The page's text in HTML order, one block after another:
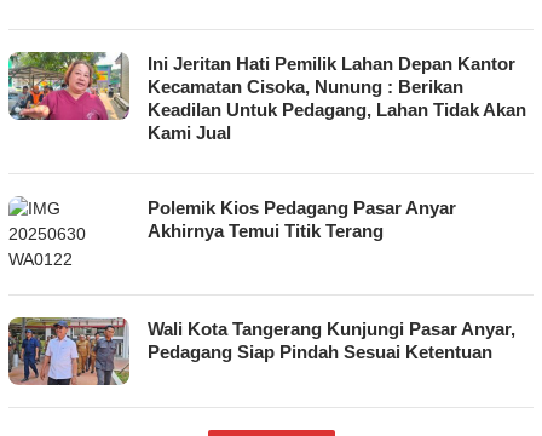
Ini Jeritan Hati Pemilik Lahan Depan Kantor
Kecamatan Cisoka, Nunung : Berikan
Keadilan Untuk Pedagang, Lahan Tidak Akan
Kami Jual
Polemik Kios Pedagang Pasar Anyar
Akhirnya Temui Titik Terang
Wali Kota Tangerang Kunjungi Pasar Anyar,
Pedagang Siap Pindah Sesuai Ketentuan